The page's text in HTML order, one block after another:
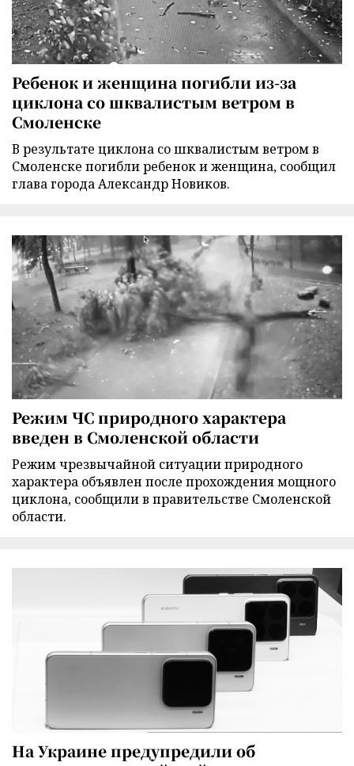
Ребенок и женщина погибли из-за
циклона со шквалистым ветром в
Смоленске
В результате циклона со шквалистым ветром в
Смоленске погибли ребенок и женщина, сообщил
глава города Александр Новиков.
Режим ЧС природного характера
введен в Смоленской области
Режим чрезвычайной ситуации природного
характера объявлен после прохождения мощного
циклона, сообщили в правительстве Смоленской
области.
На Украине предупредили об